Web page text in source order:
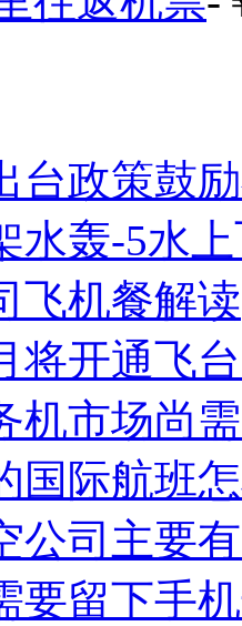
台政策鼓
水轰-5水
飞机餐解读
将开通飞
机市场尚
国际航班
公司主要
要留下手